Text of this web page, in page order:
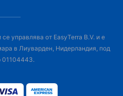
управлява от EasyTerra B.V. и е
в Лиуварден, Нидерландия, под
01104443.